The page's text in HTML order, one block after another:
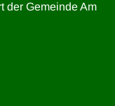
der Gemeinde Am